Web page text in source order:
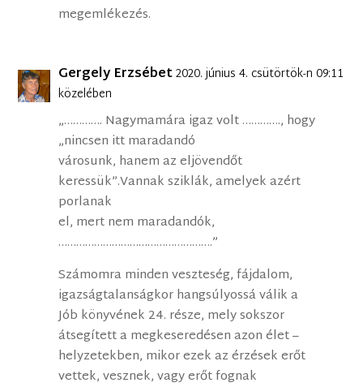
megemlékezés.
Gergely Erzsébet2020. június 4. csütörtök-n 09:11
közelében
„…………. Nagymamára igaz volt …………., hogy
„nincsen itt maradandó
városunk, hanem az eljövendőt
keressük”.Vannak sziklák, amelyek azért
porlanak
el, mert nem maradandók,
…………………………………………….”
Számomra minden veszteség, fájdalom,
igazságtalanságkor hangsúlyossá válik a
Jób könyvének 24. része, mely sokszor
átsegített a megkeseredésen azon élet –
helyzetekben, mikor ezek az érzések erőt
vettek, vesznek, vagy erőt fognak